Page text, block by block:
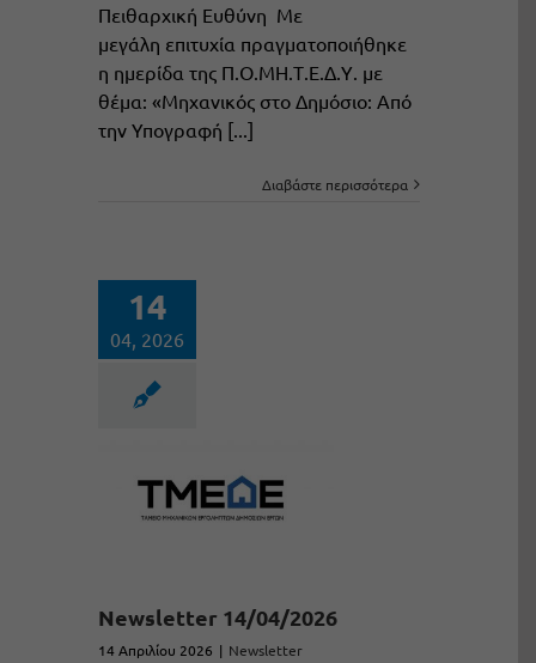
Πειθαρχική Ευθύνη Με
μεγάλη επιτυχία πραγματοποιήθηκε
η ημερίδα της Π.Ο.ΜΗ.Τ.Ε.Δ.Υ. με
θέμα: «Μηχανικός στο Δημόσιο: Από
την Υπογραφή [...]
Διαβάστε περισσότερα
14
04, 2026
Newsletter 14/04/2026
14 Απριλίου 2026 | Newsletter